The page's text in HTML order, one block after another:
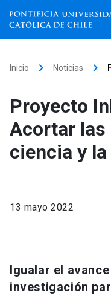
Facultades, escuelas e
institutos
Investigación
Extensión
Universidad
Inicio keyboard_arrow_right Noticias keyboard_arrow_right
Proyecto
Acortar las
ciencia y
13 mayo 2022
Igualar el
investigación